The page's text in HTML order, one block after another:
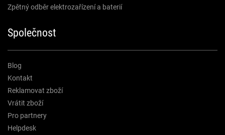
Zpětný odběr elektrozařízení a baterií
Společnost
Blog
Kontakt
Reklamovat zboží
Vrátit zboží
Pro partnery
Helpdesk